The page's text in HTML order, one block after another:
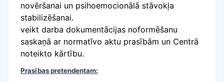
novēršanai un psihoemocionālā stāvokļa
stabilizēšanai.
veikt darba dokumentācijas noformēšanu
saskaņā ar normatīvo aktu prasībām un Centrā
noteikto kārtību.
Prasības pretendentam: